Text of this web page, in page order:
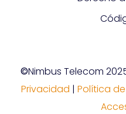
©Nimbus Telecom
Privacidad | Política